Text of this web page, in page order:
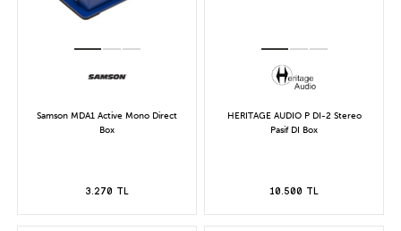
Samson MDA1 Active Mono Direct
Box
3.270 TL
HERITAGE AUDIO P DI-2 Stereo
Pasif DI Box
10.500 TL